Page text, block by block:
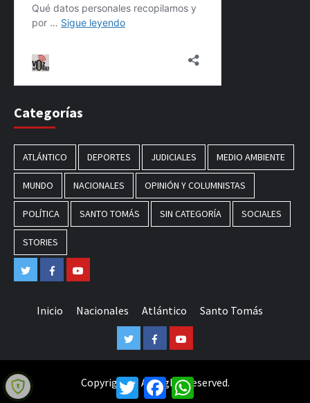
Categorías
ATLÁNTICO DEPORTES JUDICIALES MEDIO AMBIENTE
MUNDO NACIONALES OPINIÓN Y COLUMNISTAS
POLÍTICA SANTO TOMÁS SIN CATEGORÍA SOCIALES
STORIES
TwitterFacebook
Inicio Nacionales Atlántico Santo Tomás
TwitterFacebookYoutube
Copyright © All rights reserved.
TwitterFacebookWhatsApp